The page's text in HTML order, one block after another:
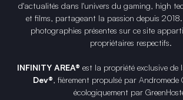
d'actualités dans l'univers du gaming, high
et films, partageant la passion depuis
photographies présentes sur ce site
propriétaires respectifs.
INFINITY AREA® est la propriété exclusive de
Dev®, fièrement propulsé par Andromede
écologiquement par